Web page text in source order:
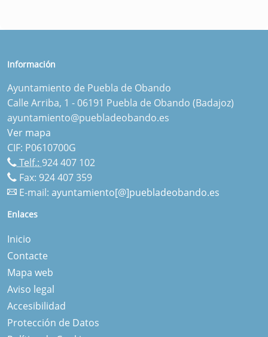
Información
Ayuntamiento de Puebla de Obando
Calle Arriba, 1 - 06191 Puebla de Obando (Badajoz)
ayuntamiento@puebladeobando.es
Ver mapa
CIF: P0610700G
Telf.:924 407 102
Fax: 924 407 359
E-mail: ayuntamiento[@]puebladeobando.es
Enlaces
Inicio
Contacte
Mapa web
Aviso legal
Accesibilidad
Protección de Datos